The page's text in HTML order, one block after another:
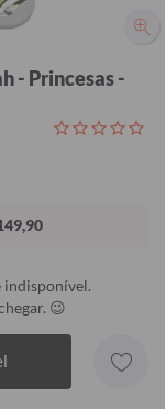
- Princesas -
indisponível.
😉